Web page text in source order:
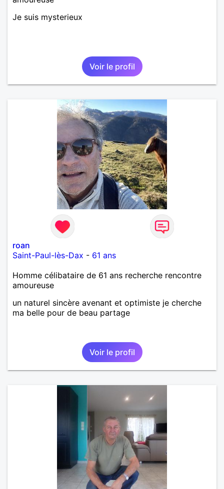
Je suis mysterieux
Voir le profil
roan
Saint-Paul-lès-Dax - 61 ans
Homme célibataire de 61 ans recherche rencontre
amoureuse
un naturel sincère avenant et optimiste je cherche
ma belle pour de beau partage
Voir le profil